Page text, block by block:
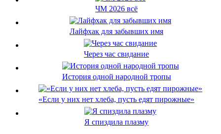
ЧМ 2026 всё
Лайфхак для забывших имя
Через час свидание
История одной народной тропы
«Если у них нет хлеба, пусть едят пирожные»
Я спиздила плазму